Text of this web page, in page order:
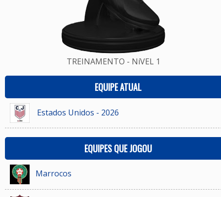
TREINAMENTO - NíVEL 1
EQUIPE ATUAL
Estados Unidos - 2026
EQUIPES QUE JOGOU
Marrocos